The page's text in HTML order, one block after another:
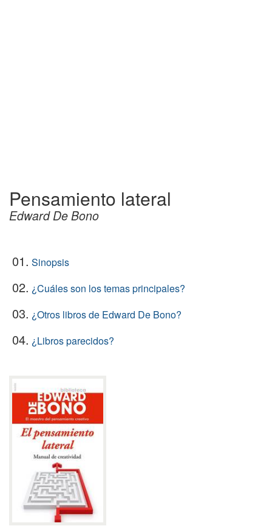
Pensamiento lateral
Edward De Bono
01. Sinopsis
02. ¿Cuáles son los temas principales?
03. ¿Otros libros de Edward De Bono?
04. ¿Libros parecidos?